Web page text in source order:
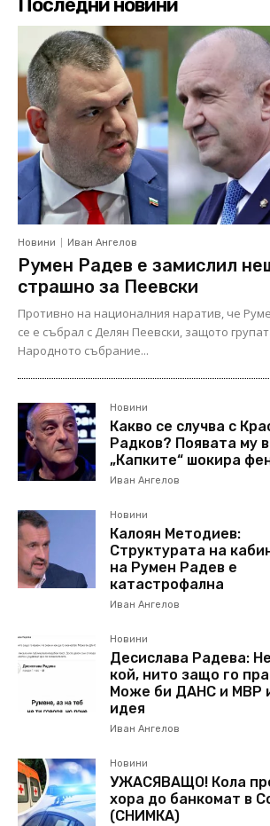
Новини Иван Ангелов
Румен Радев е замислил
страшно за Пеевски
Противно на националния наратив, че
се е събрал с Делян Пеевски, защото
Народното събрание...
Новини
Какво се случва с
Радков? Появата му в
„Капките“ шокира
Иван Ангелов
Новини
Калоян Методиев:
Структурата на
на Румен Радев е
катастрофална
Иван Ангелов
Новини
Десислава Радева:
кой, нито защо го
Може би ДАНС и МВР
идея
Иван Ангелов
Новини
УЖАСЯВАЩО! Кола
хора до банкомат в
(СНИМКА)